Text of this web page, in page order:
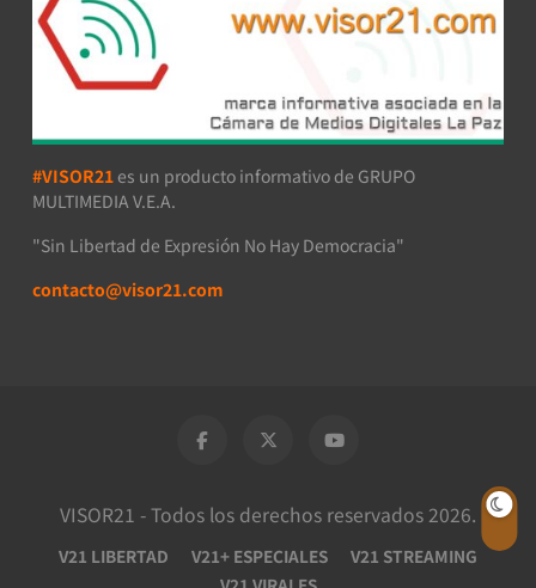
#VISOR21 es un producto informativo de GRUPO
MULTIMEDIA V.E.A.
"Sin Libertad de Expresión No Hay Democracia"
contacto@visor21.com
VISOR21 - Todos los derechos reservados 2026.
V21 LIBERTAD V21+ ESPECIALES
V21 STREAMING